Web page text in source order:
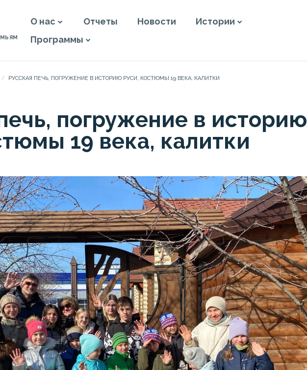
О нас Отчеты Новости
Истории
Программы
РУССКАЯ ПЕЧЬ, ПОГРУЖЕНИЕ В ИСТОРИЮ РУСИ, КОСТЮМЫ 19 ВЕКА, КАЛИТКИ
погружение в историю
19 века, калитки